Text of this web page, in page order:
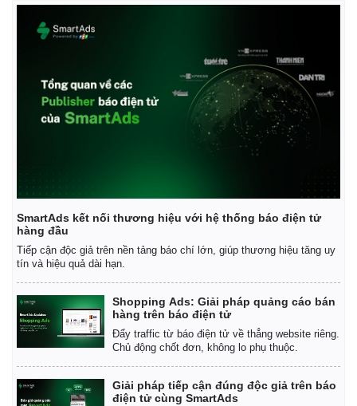
SmartAds kết nối thương hiệu với hệ thống báo điện tử
hàng đầu
Tiếp cận độc giả trên nền tảng báo chí lớn, giúp thương hiệu tăng uy
tín và hiệu quả dài hạn.
Shopping Ads: Giải pháp quảng cáo bán
hàng trên báo điện tử
Đẩy traffic từ báo điện tử về thẳng website riêng.
Chủ động chốt đơn, không lo phụ thuộc.
Giải pháp tiếp cận đúng độc giả trên báo
điện tử cùng SmartAds